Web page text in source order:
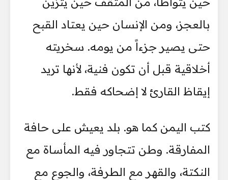
بالعجز، ومن الإنسان حين يعتاد القبح
حتى يصير جزءاً من يومه. سخريته
أخلاقية قبل أن تكون فنية، لأنها تريد
إيقاظ القارئ لا إضحاكه فقط.
كتب اليمن كما هو. بلد يعيش على حافة
المفارقة. وطن تتجاور فيه المأساة مع
النكتة، والقهر مع الطرفة، والجوع مع